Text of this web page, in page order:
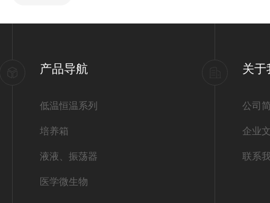
产品导航
低温恒温系列
培养箱
液液、振荡器
医学微生物
关于
公司
企业
联系